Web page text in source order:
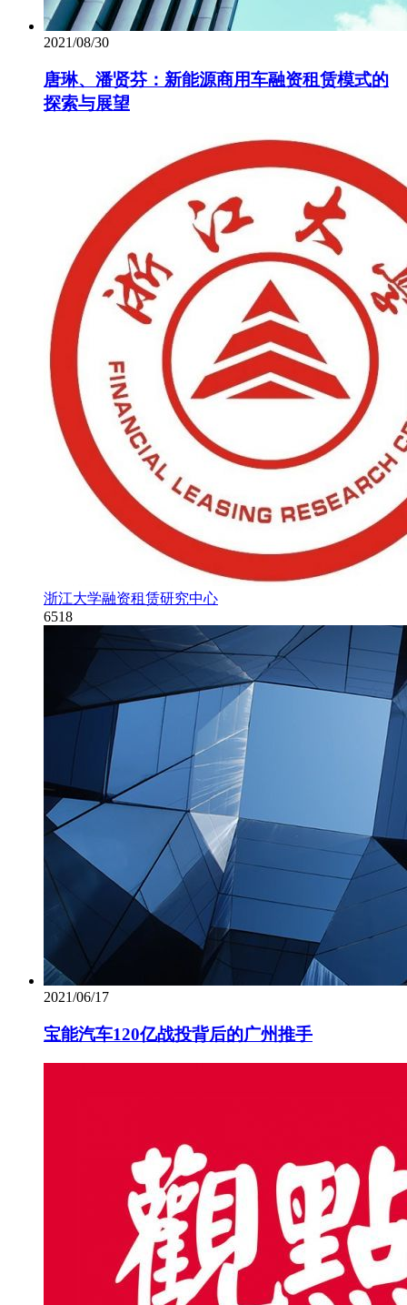
2021/08/30
唐琳、潘贤芬：新能源商用车融资租赁模式的
探索与展望
浙江大学融资租赁研究中心
6518
2021/06/17
宝能汽车120亿战投背后的广州推手